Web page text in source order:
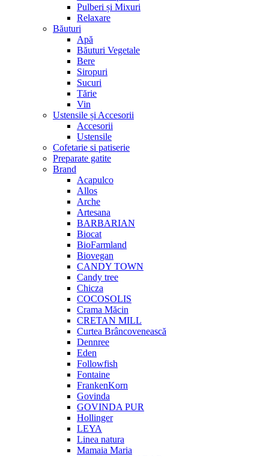
Pulberi și Mixuri
Relaxare
Băuturi
Apă
Băuturi Vegetale
Bere
Siropuri
Sucuri
Tărie
Vin
Ustensile și Accesorii
Accesorii
Ustensile
Cofetarie si patiserie
Preparate gatite
Brand
Acapulco
Allos
Arche
Artesana
BARBARIAN
Biocat
BioFarmland
Biovegan
CANDY TOWN
Candy tree
Chicza
COCOSOLIS
Crama Măcin
CRETAN MILL
Curtea Brâncovenească
Dennree
Eden
Followfish
Fontaine
FrankenKorn
Govinda
GOVINDA PUR
Hollinger
LEYA
Linea natura
Mamaia Maria